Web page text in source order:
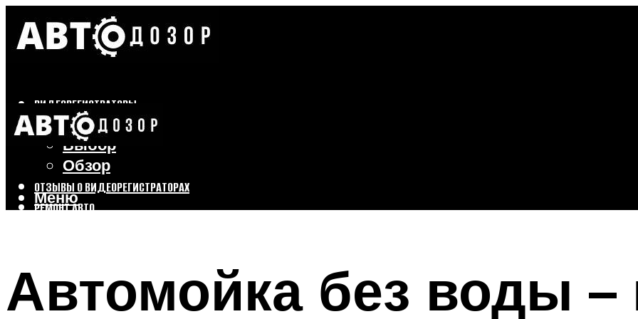
ВИДЕОРЕГИСТРАТОРЫ
Бренды
Выбор
Обзор
ОТЗЫВЫ О ВИДЕОРЕГИСТРАТОРАХ
РЕМОНТ АВТО
Меню
Автомойка без воды –